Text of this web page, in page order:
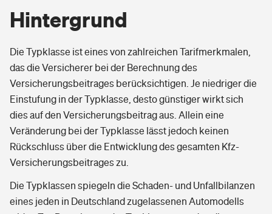
Hintergrund
Die Typklasse ist eines von zahlreichen Tarifmerkmalen,
das die Versicherer bei der Berechnung des
Versicherungsbeitrages berücksichtigen. Je niedriger die
Einstufung in der Typklasse, desto günstiger wirkt sich
dies auf den Versicherungsbeitrag aus. Allein eine
Veränderung bei der Typklasse lässt jedoch keinen
Rückschluss über die Entwicklung des gesamten Kfz-
Versicherungsbeitrages zu.
Die Typklassen spiegeln die Schaden- und Unfallbilanzen
eines jeden in Deutschland zugelassenen Automodells